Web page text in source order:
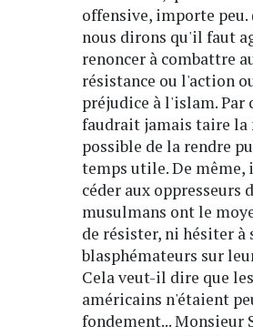
offensive, importe peu.
nous dirons qu'il faut
renoncer à combattre
résistance ou l'action
préjudice à l'islam. Par
faudrait jamais taire
possible de la rendre
temps utile. De
céder aux oppresseurs
musulmans ont le
de résister, ni hésiter à
blasphémateurs sur
Cela veut-il dire que
américains n'étaient
fondement... Monsieur